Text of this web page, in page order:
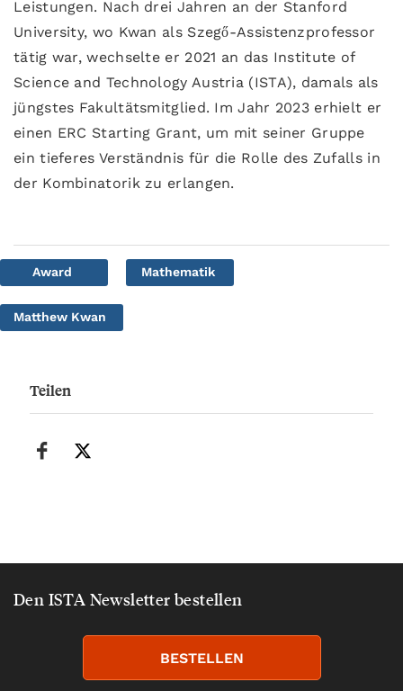
Leistungen. Nach drei Jahren an der Stanford
University, wo Kwan als Szegő-Assistenzprofessor
tätig war, wechselte er 2021 an das Institute of
Science and Technology Austria (ISTA), damals als
jüngstes Fakultätsmitglied. Im Jahr 2023 erhielt er
einen ERC Starting Grant, um mit seiner Gruppe
ein tieferes Verständnis für die Rolle des Zufalls in
der Kombinatorik zu erlangen.
Award Mathematik
Matthew Kwan
Teilen
Den ISTA Newsletter bestellen
BESTELLEN